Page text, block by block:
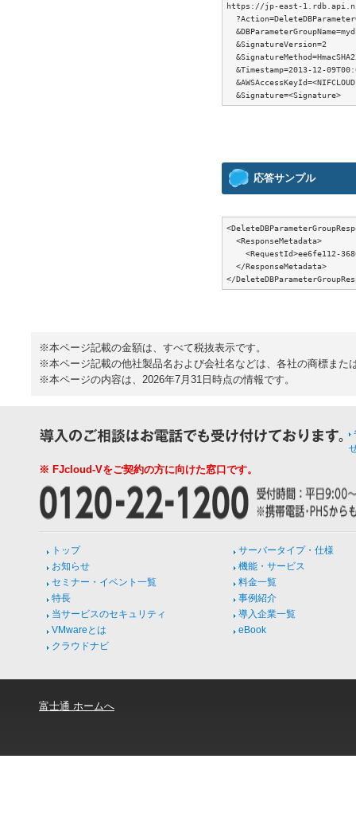
https://jp-east-
  &SignatureVersion=2
&Timestamp=2013-12-
応答サンプル
  <ResponseMetadata>
<RequestId>ee6fe112-
  </ResponseMetadata>
※本ページ記載の金額は、すべて税抜表示です。
※本ページ記載の他社製品名および会社名などは、各社の商標また
※本ページの内容は、2026年7月31日時点の情報です。
※ FJcloud-Vをご契約の方に向けた窓口です。
トップ
お知らせ
セミナー・イベント一覧
特長
当サービスのセキュリティ
VMwareとは
クラウドナビ
サーバータイプ・仕様
機能・サービス
料金一覧
事例紹介
導入企業一覧
eBook
富士通 ホームへ